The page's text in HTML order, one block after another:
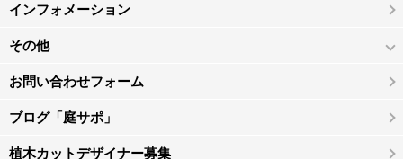
インフォメーション
その他
お問い合わせフォーム
ブログ「庭サポ」
植木カットデザイナー募集